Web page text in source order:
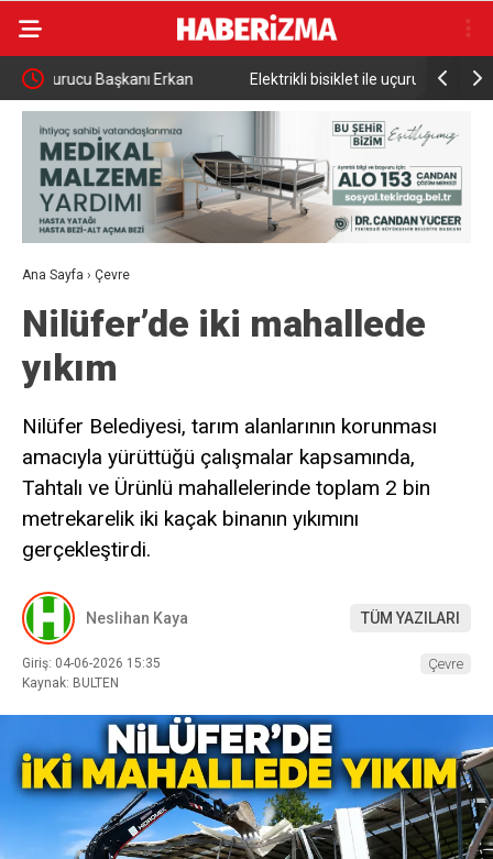
Elektrikli bisiklet ile uçuruma yuvarlandılar: 3 çocuk
yaralandı
Ana Sayfa › Çevre
Nilüfer’de iki mahallede
yıkım
Nilüfer Belediyesi, tarım alanlarının korunması
amacıyla yürüttüğü çalışmalar kapsamında,
Tahtalı ve Ürünlü mahallelerinde toplam 2 bin
metrekarelik iki kaçak binanın yıkımını
gerçekleştirdi.
Neslihan Kaya TÜM YAZILARI
Giriş: 04-06-2026 15:35
Kaynak: BULTEN
Çevre